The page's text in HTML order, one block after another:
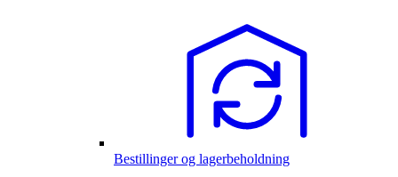
Bestillinger og lagerbeholdning